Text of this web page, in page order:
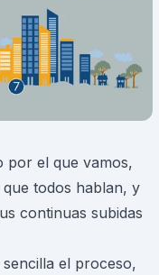
por el que vamos,
todos hablan, y
continuas subidas
el proceso,